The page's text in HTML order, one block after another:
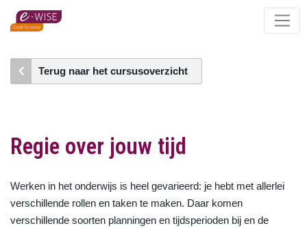
Skip
content
Terug naar het cursusoverzicht
Regie over jouw tijd
Werken in het onderwijs is heel gevarieerd: je hebt met allerlei
verschillende rollen en taken te maken. Daar komen
verschillende soorten planningen en tijdsperioden bij en de